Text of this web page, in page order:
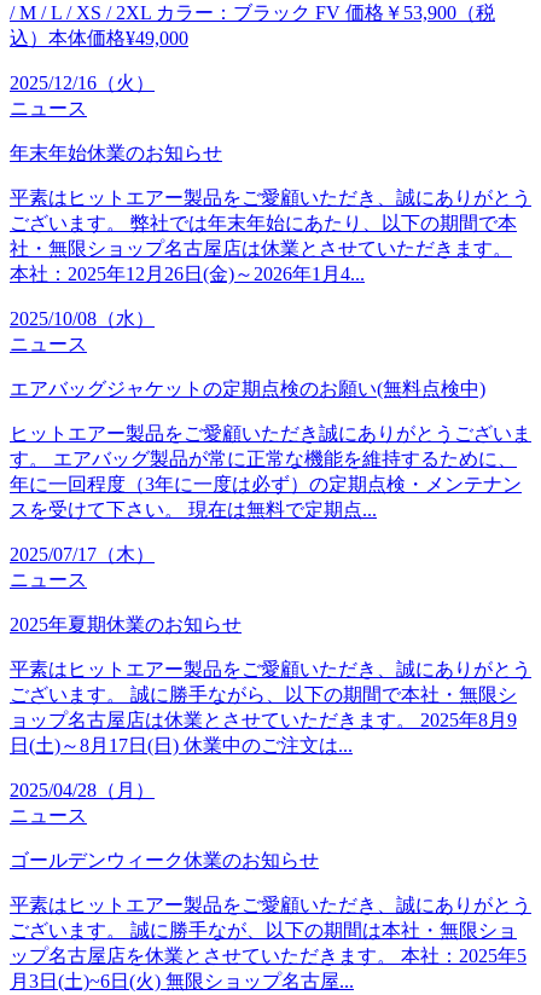
/ M / L / XS / 2XL カラー：ブラック FV 価格￥53,900（税
込）本体価格¥49,000
2025/12/16（火）
ニュース
年末年始休業のお知らせ
平素はヒットエアー製品をご愛顧いただき、誠にありがとう
ございます。 弊社では年末年始にあたり、以下の期間で本
社・無限ショップ名古屋店は休業とさせていただきます。
本社：2025年12月26日(金)～2026年1月4...
2025/10/08（水）
ニュース
エアバッグジャケットの定期点検のお願い(無料点検中)
ヒットエアー製品をご愛顧いただき誠にありがとうございま
す。 エアバッグ製品が常に正常な機能を維持するために、
年に一回程度（3年に一度は必ず）の定期点検・メンテナン
スを受けて下さい。 現在は無料で定期点...
2025/07/17（木）
ニュース
2025年夏期休業のお知らせ
平素はヒットエアー製品をご愛顧いただき、誠にありがとう
ございます。 誠に勝手ながら、以下の期間で本社・無限シ
ョップ名古屋店は休業とさせていただきます。 2025年8月9
日(土)～8月17日(日) 休業中のご注文は...
2025/04/28（月）
ニュース
ゴールデンウィーク休業のお知らせ
平素はヒットエアー製品をご愛顧いただき、誠にありがとう
ございます。 誠に勝手なが、以下の期間は本社・無限ショ
ップ名古屋店を休業とさせていただきます。 本社：2025年5
月3日(土)~6日(火) 無限ショップ名古屋...